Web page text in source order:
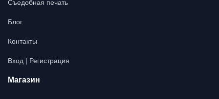
Съедобная печать
Блог
Контакты
Вход | Регистрация
Магазин